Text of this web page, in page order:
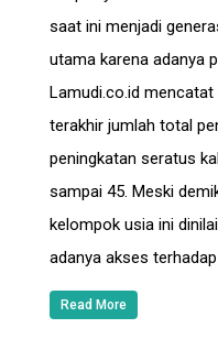
saat ini menjadi
utama karena adanya
Lamudi.co.id
terakhir jumlah total
peningkatan seratus
sampai 45. Meski
kelompok usia ini
adanya akses
Read More